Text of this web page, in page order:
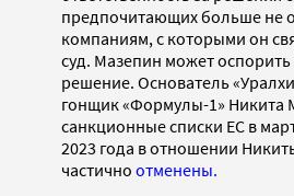
предпочитающих больше не
компаниям, с которыми он
суд. Мазепин может оспорить
решение. Основатель
гонщик «Формулы-1» Никита
санкционные списки ЕС в
2023 года в отношении
частично отменены.